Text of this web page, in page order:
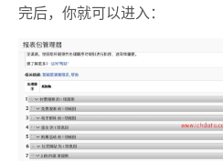
完后，你就可以进入：